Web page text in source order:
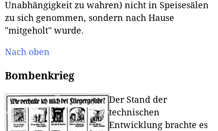
Unabhängigkeit zu wahren) nicht in Speisesälen
zu sich genommen, sondern nach Hause
"mitgeholt" wurde.
Nach oben
Bombenkrieg
Der Stand der
technischen
Entwicklung brachte es